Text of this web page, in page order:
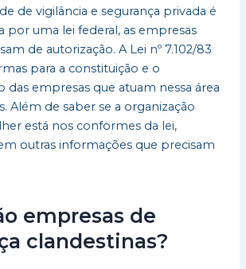
de vigilância e segurança privada é
por uma lei federal, as empresas
de autorização. A Lei nº 7.102/83
para a constituição e o
empresas que atuam nessa área
Além de saber se a organização
está nos conformes da lei,
outras informações que precisam
empresas de
clandestinas?